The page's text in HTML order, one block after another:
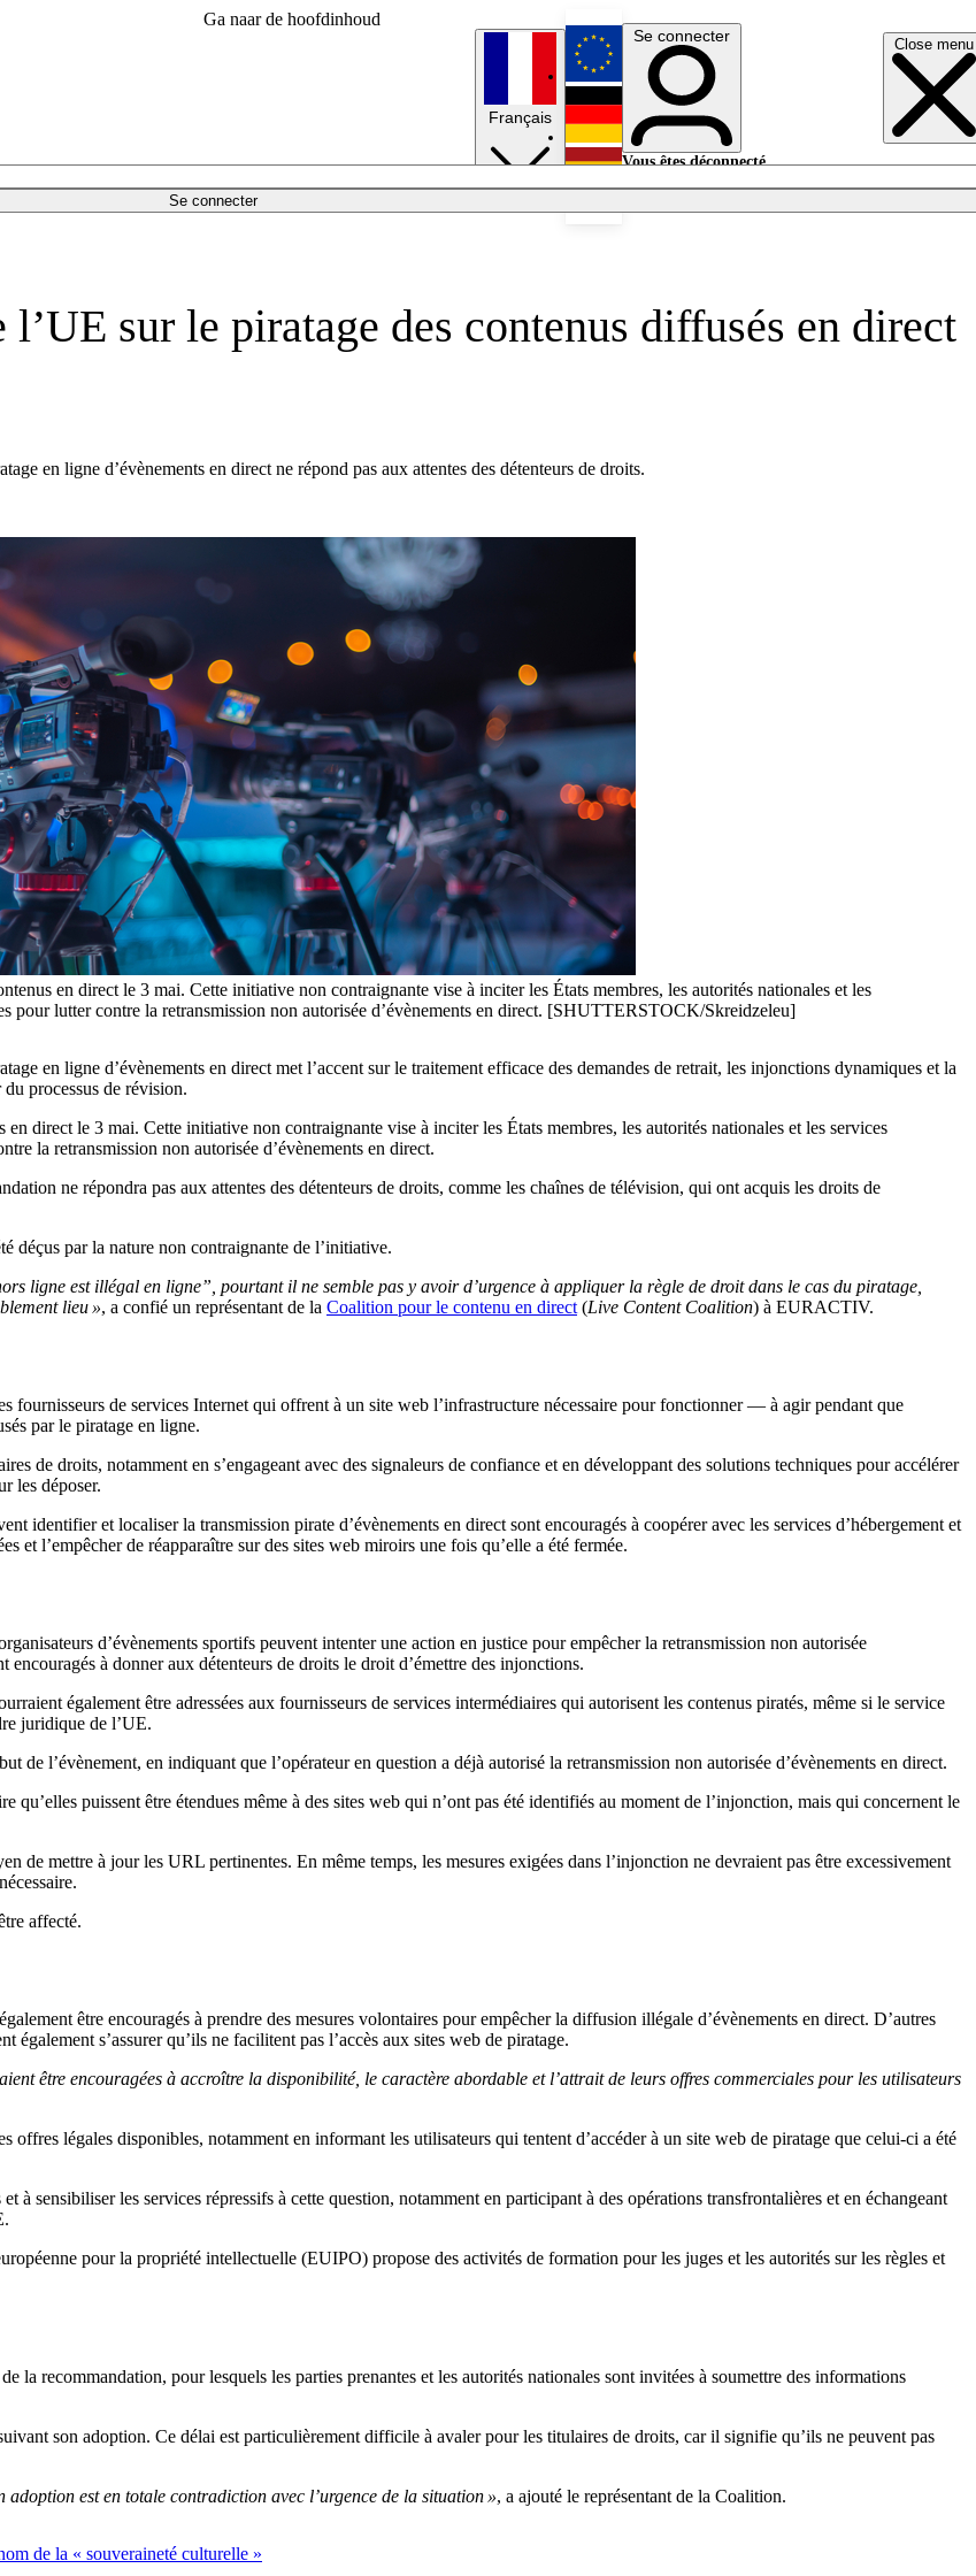
Ga naar de hoofdinhoud
Close menu
Se connecter
Français
English
Deutsch
Se connecter
Vous êtes déconnecté.
sur le piratage des contenus diffusés en direct
en ligne d’évènements en direct ne répond pas aux attentes des détenteurs de droits.
en direct le 3 mai. Cette initiative non contraignante vise à inciter les États membres, les autorités nationales et les
pour lutter contre la retransmission non autorisée d’évènements en direct. [SHUTTERSTOCK/Skreidzeleu]
en ligne d’évènements en direct met l’accent sur le traitement efficace des demandes de retrait, les injonctions dynamiques et la
processus de révision.
direct le 3 mai. Cette initiative non contraignante vise à inciter les États membres, les autorités nationales et les services
la retransmission non autorisée d’évènements en direct.
ne répondra pas aux attentes des détenteurs de droits, comme les chaînes de télévision, qui ont acquis les droits de
déçus par la nature non contraignante de l’initiative.
ligne est illégal en ligne”, pourtant il ne semble pas y avoir d’urgence à appliquer la règle de droit dans le cas du piratage,
lieu », a confié un représentant de la Coalition pour le contenu en direct (Live Content Coalition) à EURACTIV.
fournisseurs de services Internet qui offrent à un site web l’infrastructure nécessaire pour fonctionner — à agir pendant que
par le piratage en ligne.
de droits, notamment en s’engageant avec des signaleurs de confiance et en développant des solutions techniques pour accélérer
les déposer.
identifier et localiser la transmission pirate d’évènements en direct sont encouragés à coopérer avec les services d’hébergement et
et l’empêcher de réapparaître sur des sites web miroirs une fois qu’elle a été fermée.
d’évènements sportifs peuvent intenter une action en justice pour empêcher la retransmission non autorisée
encouragés à donner aux détenteurs de droits le droit d’émettre des injonctions.
également être adressées aux fournisseurs de services intermédiaires qui autorisent les contenus piratés, même si le service
juridique de l’UE.
de l’évènement, en indiquant que l’opérateur en question a déjà autorisé la retransmission non autorisée d’évènements en direct.
qu’elles puissent être étendues même à des sites web qui n’ont pas été identifiés au moment de l’injonction, mais qui concernent le
de mettre à jour les URL pertinentes. En même temps, les mesures exigées dans l’injonction ne devraient pas être excessivement
affecté.
être encouragés à prendre des mesures volontaires pour empêcher la diffusion illégale d’évènements en direct. D’autres
s’assurer qu’ils ne facilitent pas l’accès aux sites web de piratage.
être encouragées à accroître la disponibilité, le caractère abordable et l’attrait de leurs offres commerciales pour les utilisateurs
légales disponibles, notamment en informant les utilisateurs qui tentent d’accéder à un site web de piratage que celui-ci a été
à sensibiliser les services répressifs à cette question, notamment en participant à des opérations transfrontalières et en échangeant
pour la propriété intellectuelle (EUIPO) propose des activités de formation pour les juges et les autorités sur les règles et
la recommandation, pour lesquels les parties prenantes et les autorités nationales sont invitées à soumettre des informations
son adoption. Ce délai est particulièrement difficile à avaler pour les titulaires de droits, car il signifie qu’ils ne peuvent pas
est en totale contradiction avec l’urgence de la situation », a ajouté le représentant de la Coalition.
de la « souveraineté culturelle »